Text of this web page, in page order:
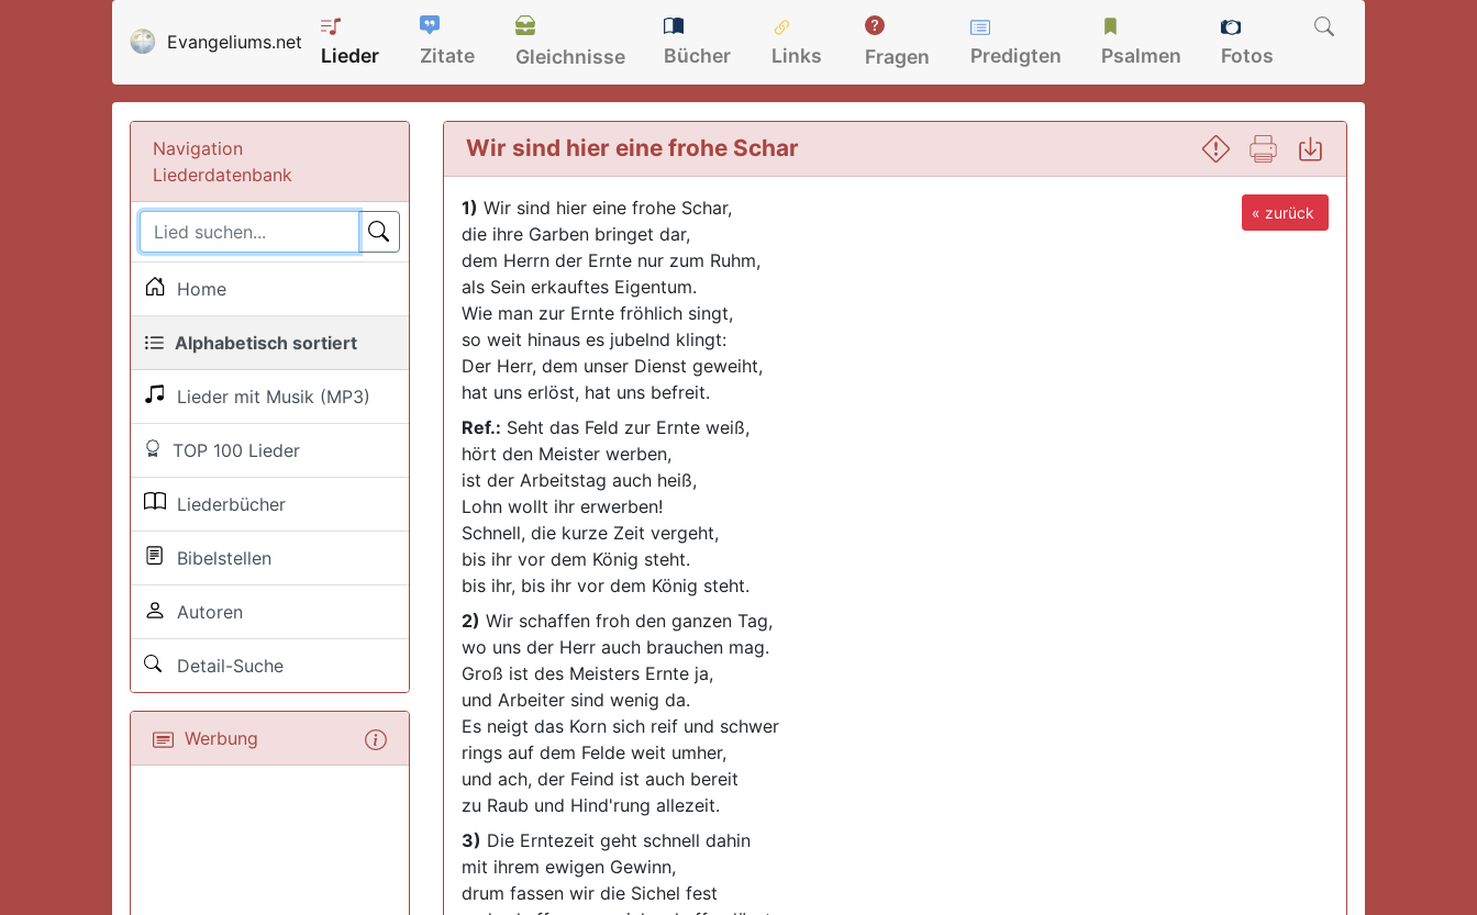
Evangeliums.net
Lieder Zitate Gleichnisse Bücher Links Fragen Predigten Psalmen Fotos
Navigation
Liederdatenbank
Home
Alphabetisch sortiert
Lieder mit Musik (MP3)
TOP 100 Lieder
Liederbücher
Bibelstellen
Autoren
Detail-Suche
Werbung
Wir sind hier eine frohe Schar
« zurück
1) Wir sind hier eine frohe Schar,
die ihre Garben bringet dar,
dem Herrn der Ernte nur zum Ruhm,
als Sein erkauftes Eigentum.
Wie man zur Ernte fröhlich singt,
so weit hinaus es jubelnd klingt:
Der Herr, dem unser Dienst geweiht,
hat uns erlöst, hat uns befreit.
Ref.: Seht das Feld zur Ernte weiß,
hört den Meister werben,
ist der Arbeitstag auch heiß,
Lohn wollt ihr erwerben!
Schnell, die kurze Zeit vergeht,
bis ihr vor dem König steht.
bis ihr, bis ihr vor dem König steht.
2) Wir schaffen froh den ganzen Tag,
wo uns der Herr auch brauchen mag.
Groß ist des Meisters Ernte ja,
und Arbeiter sind wenig da.
Es neigt das Korn sich reif und schwer
rings auf dem Felde weit umher,
und ach, der Feind ist auch bereit
zu Raub und Hind'rung allezeit.
3) Die Erntezeit geht schnell dahin
mit ihrem ewigen Gewinn,
drum fassen wir die Sichel fest